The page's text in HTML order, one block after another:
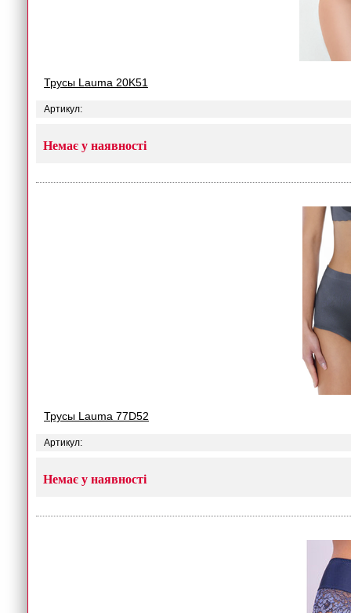
Трусы Lauma 20K51
Артикул:
Немає у наявності
Трусы Lauma 77D52
Артикул:
Немає у наявності